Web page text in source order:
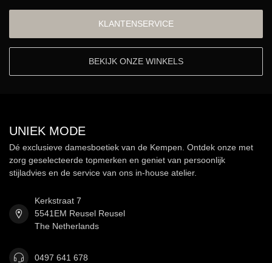
KLANTENSERVICE
BEKIJK ONZE WINKELS
UNIEK MODE
Dé exclusieve damesboetiek van de Kempen. Ontdek onze met
zorg geselecteerde topmerken en geniet van persoonlijk
stijladvies en de service van ons in-house atelier.
Kerkstraat 7
5541EM Reusel Reusel
The Netherlands
0497 641 678